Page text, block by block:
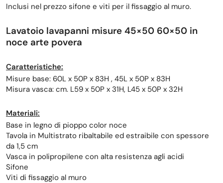
Inclusi nel prezzo sifone e viti per il fissaggio al muro.
Lavatoio lavapanni misure 45×50 60×50 in
noce arte povera
Caratteristiche:
Misure base: 60L x 50P x 83H , 45L x 50P x 83H
Misura vasca: cm. L59 x 50P x 31H, L45 x 50P x 32H
Materiali:
Base in legno di pioppo color noce
Tavola in Multistrato ribaltabile ed estraibile con spessore
da 1,5 cm
Vasca in polipropilene con alta resistenza agli acidi
Sifone
Viti di fissaggio al muro